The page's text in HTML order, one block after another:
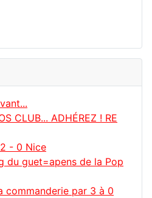
CLUB... ADHÉREZ ! RE
- 0 Nice
du guet=apens de la Pop
commanderie par 3 à 0